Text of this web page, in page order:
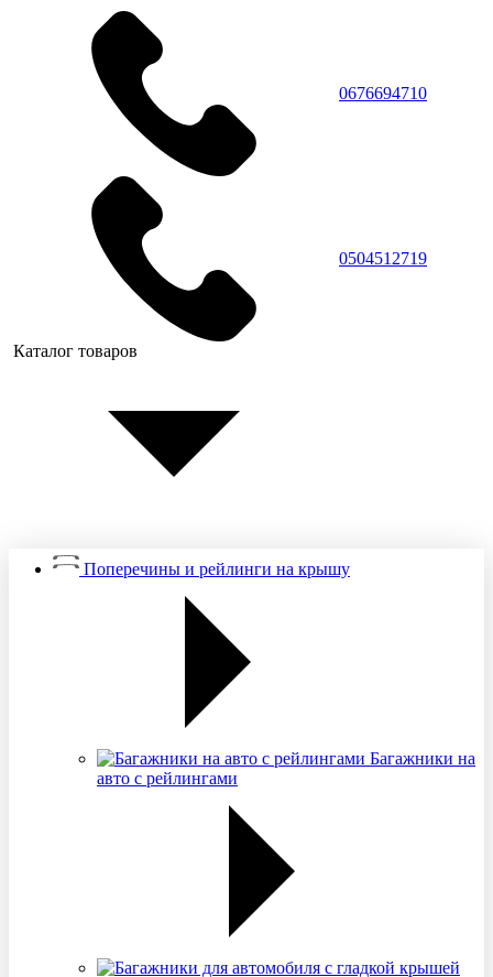
0676694710
0504512719
Каталог товаров
Поперечины и рейлинги на крышу
Багажники на
авто с рейлингами